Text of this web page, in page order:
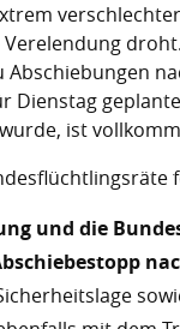
Verelendung
Dienstag
ist
und die